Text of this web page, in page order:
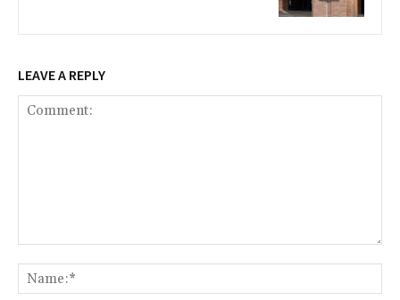
LEAVE A REPLY